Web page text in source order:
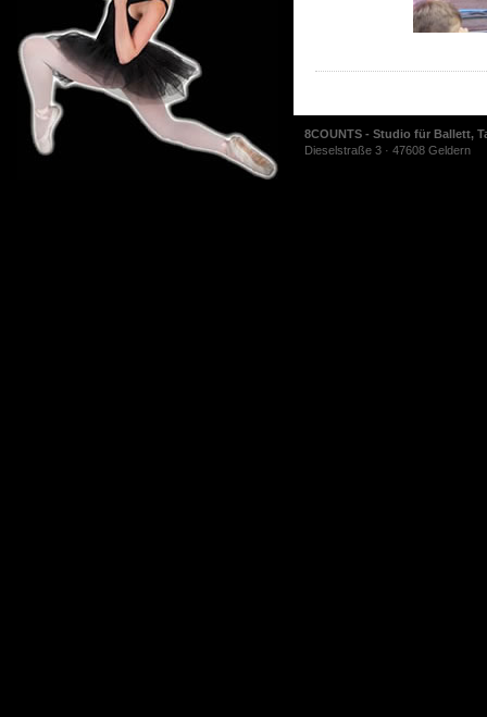
8COUNTS - Studio für Ballett,
Dieselstraße 3 · 47608 Geldern